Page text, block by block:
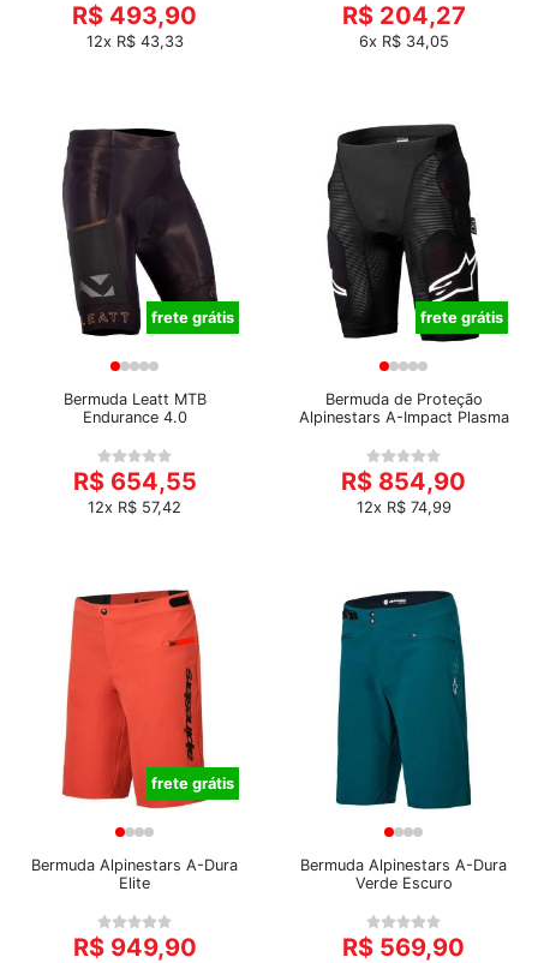
R$ 493,90
12x R$ 43,33
R$ 204,27
6x R$ 34,05
frete grátis
Bermuda Leatt MTB
Endurance 4.0
R$ 654,55
12x R$ 57,42
frete grátis
Bermuda de Proteção
Alpinestars A-Impact Plasma
R$ 854,90
12x R$ 74,99
frete grátis
Bermuda Alpinestars A-Dura
Elite
R$ 949,90
Bermuda Alpinestars A-Dura
Verde Escuro
R$ 569,90